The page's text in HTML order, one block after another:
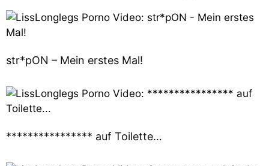
str*pON – Mein erstes Mal!
**************** auf Toilette…